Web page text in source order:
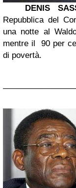
DENIS
Repubblica del
una notte al
mentre il 90 per
di povertà.